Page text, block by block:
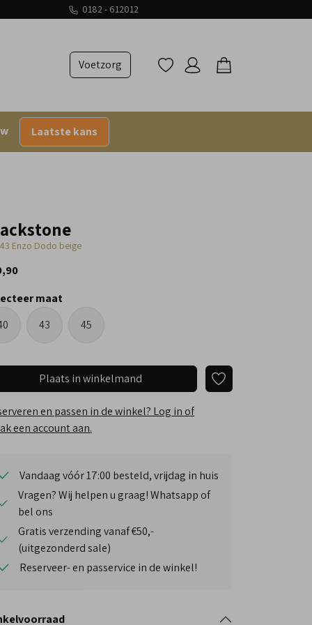
0182 - 612012
Voetzorg
Laatste kans
Enzo Dodo beige
maat
43 45
Plaats in winkelmand
en passen in de winkel? Log in of
een account aan.
Vandaag vóór 17:00 besteld, vrijdag in huis
Vragen? Wij helpen u graag! Whatsapp of
bel ons
Gratis verzending vanaf €50,-
(uitgezonderd sale)
Reserveer- en passervice in de winkel!